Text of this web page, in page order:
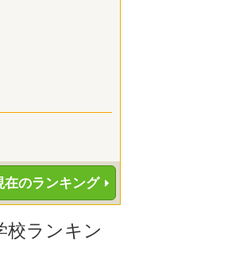
在のランキング
校ランキン